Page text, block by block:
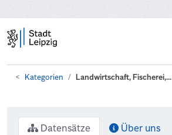
Kategorien Landwirtschaft, Fischerei,...
Datensätze Über uns